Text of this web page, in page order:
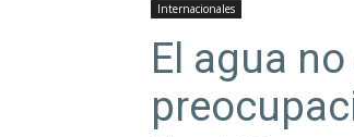
Internacionales
El agua